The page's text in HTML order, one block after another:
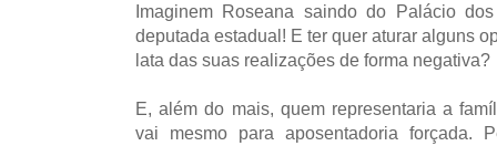
Imaginem Roseana saindo do Palácio
deputada estadual! E ter quer aturar alguns
lata das suas realizações de forma negativa?
E, além do mais, quem representaria a
vai mesmo para aposentadoria forçada.